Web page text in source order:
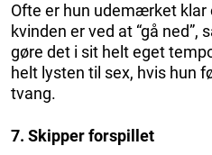
Ofte er hun udemærket klar
kvinden er ved at “gå ned”,
gøre det i sit helt eget
helt lysten til sex, hvis hun
tvang.
7. Skipper forspillet